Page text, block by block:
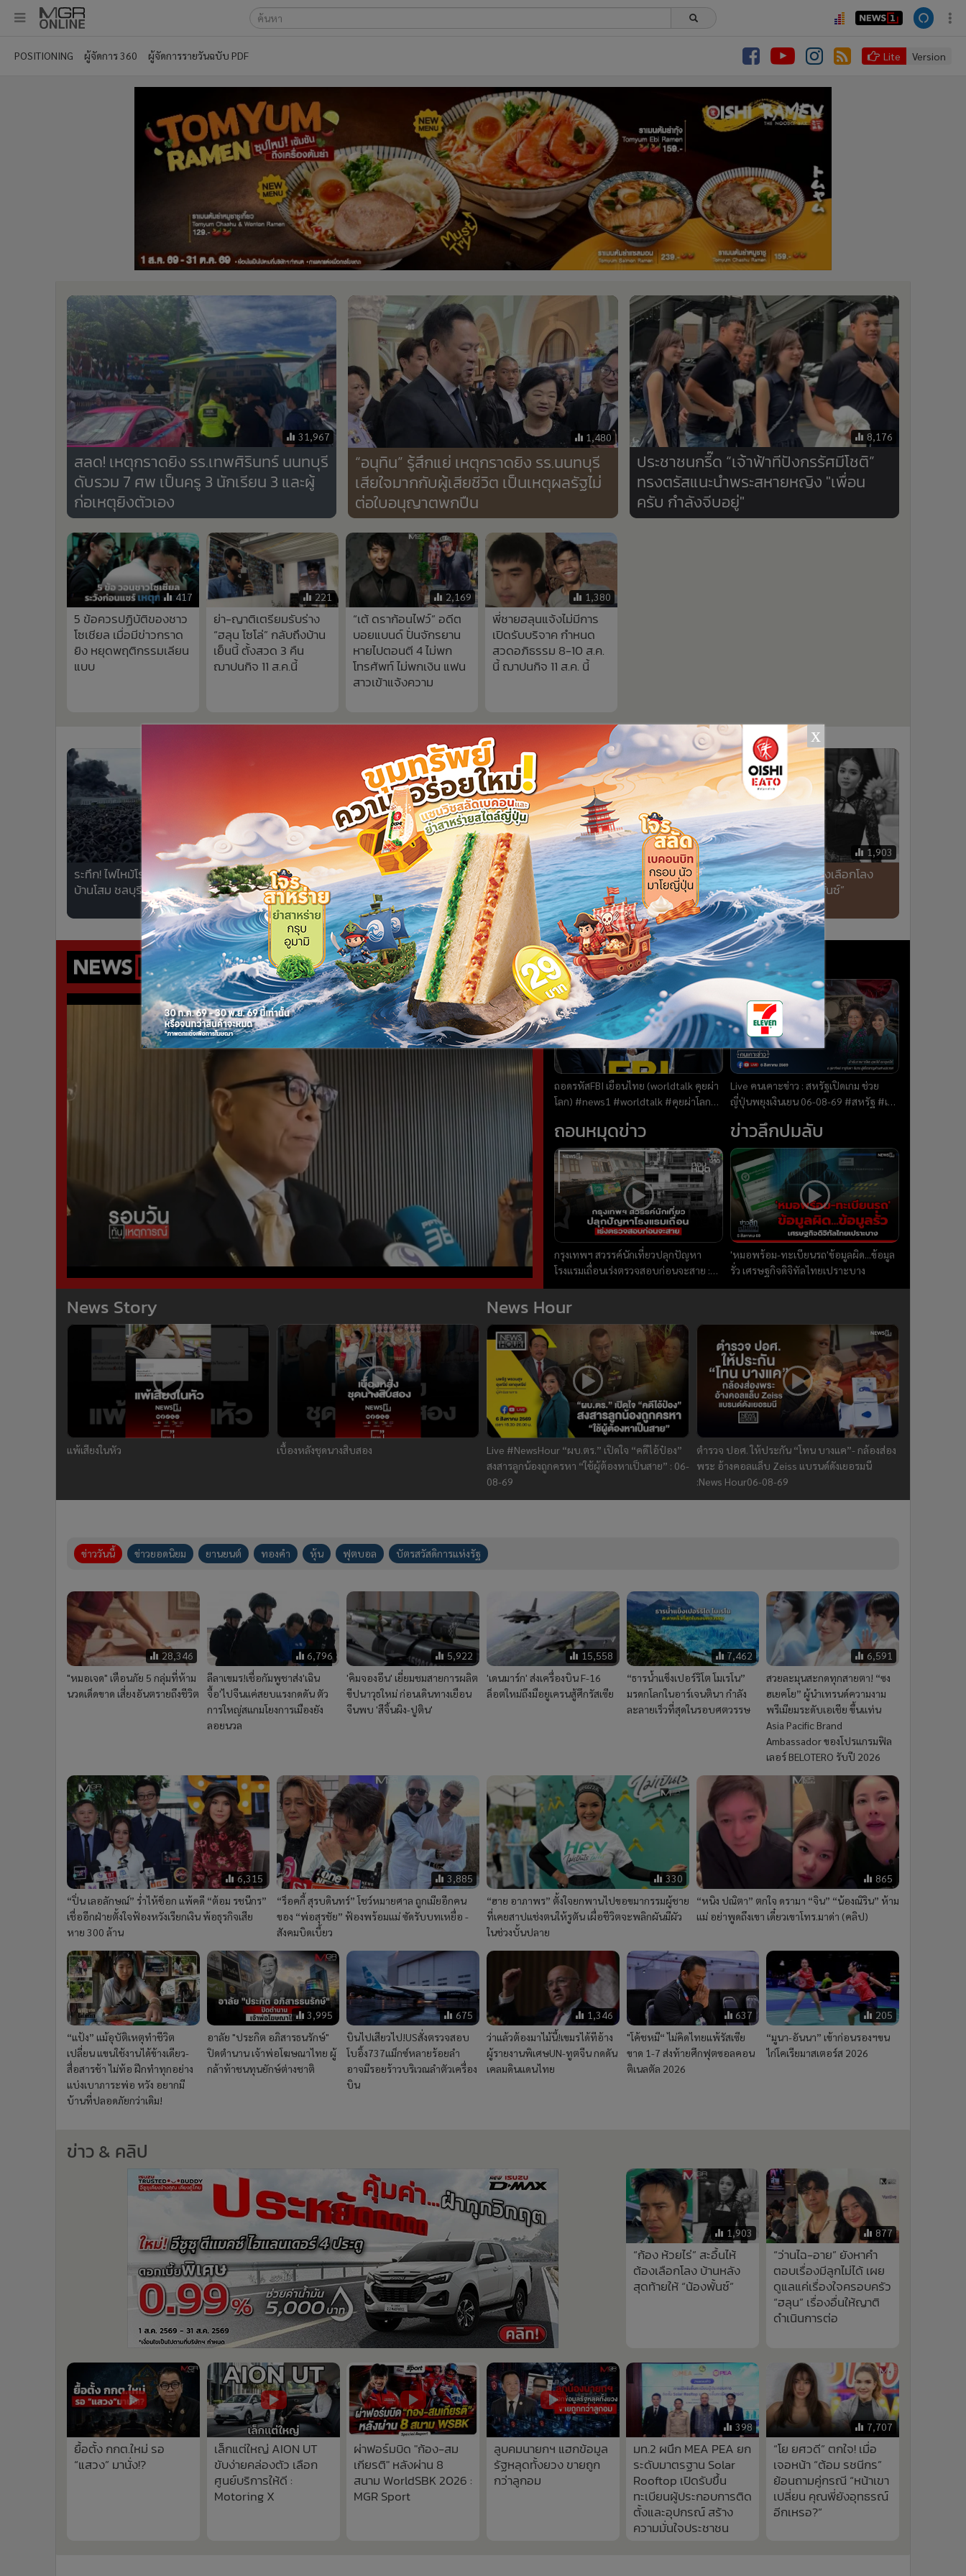
Google
MGR Online
ค้นหาขั้นสูง
หน้าหลัก
Green Innovation & SD
Management & HR
Infographic
ต่างประเทศ
Special Scoop
เศรษฐกิจ-ธุรกิจ
ชุมชน-คุณภาพชีวิต
อาชญากรรม
Gotomanager
POSITIONING ผู้จัดการ 360 ผู้จัดการรายวันฉบับ PDF Lite Version
31,967
สลด! เหตุกราดยิง รร.เทพศิรินทร์ นนทบุรี
ดับรวม 7 ศพ เป็นครู 3 นักเรียน 3 และผู้
ก่อเหตุยิงตัวเอง
1,480
“อนุทิน” รู้สึกแย่ เหตุกราดยิง รร.นนทบุรี
เสียใจมากกับผู้เสียชีวิต เป็นเหตุผลรัฐไม่
ต่อใบอนุญาตพกปืน
8,176
ประชาชนกรี๊ด “เจ้าฟ้าทีปังกรรัศมีโชติ”
ทรงตรัสแนะนำพระสหายหญิง "เพื่อน
ครับ กำลังจีบอยู่"
417
5 ข้อควรปฏิบัติของชาว
โซเชียล เมื่อมีข่าวกราด
ยิง หยุดพฤติกรรมเลียน
แบบ
221
ย่า-ญาติเตรียมรับร่าง
“ฮลุน โซโล่” กลับถึงบ้าน
เย็นนี้ ตั้งสวด 3 คืน
ฌาปนกิจ 11 ส.ค.นี้
2,169
“เต้ ดราก้อนไฟว์” อดีต
บอยแบนด์ ปั่นจักรยาน
หายไปตอนตี 4 ไม่พก
โทรศัพท์ ไม่พกเงิน แฟน
สาวเข้าแจ้งความ
1,380
พี่ชายฮลุนแจ้งไม่มีการ
เปิดรับบริจาค กำหนด
สวดอภิธรรม 8-10 ส.ค.
นี้ ฌาปนกิจ 11 ส.ค. นี้
739
ระทึก! ไฟไหม้โรงงานยางใกล้โรงเรียน
บ้านโสม ชลบุรี เร่งระดมกำลังดับเพลิง
1,825
รบ.ไทยว่าไง!ผู้รายงานพิเศษUNแฉส่ง
ร่างแถลงให้ไทยล่วงหน้า งงนิ่งเฉยเพิ่ง
โวยวายบิดข้อเท็จจริงชายแดนกัมพูชา
7,707
“โย ยศวดี” ตกใจ! เมื่อเจอหน้า “ต้อม
รชนีกร” ย้อนถามคู่กรณี “หน้าเขา
เปลี่ยน คุณพี่ยังอุทธรณ์อีกเหรอ?“
1,903
“ก้อง ห้วยไร่” สะอื้นไห้ ต้องเลือกโลง
บ้านหลังสุดท้ายให้ “น้องพั้นซ์”
World Talk
ถอดรหัสFBI เยือนไทย (worldtalk คุยผ่า
โลก) #news1 #worldtalk #คุยผ่าโลก
คนเคาะข่าว
Live คนเคาะข่าว : สหรัฐเปิดเกม ช่วย
ญี่ปุ่นพยุงเงินเยน 06-08-69 #สหรัฐ #เงิน
ถอนหมุดข่าว
กรุงเทพฯ สวรรค์นักเที่ยวปลุกปัญหา
โรงแรมเถื่อนเร่งตรวจสอบก่อนจะสาย :
ถอนหมุดข่าว 04/08/69
ข่าวลึกปมลับ
'หมอพร้อม-ทะเบียนรถ'ข้อมูลผิด...ข้อมูล
รั่ว เศรษฐกิจดิจิทัลไทยเปราะบาง
News Story
แพ้เสียงในหัว เบื้องหลังชุดนางสิบสอง
News Hour
Live #NewsHour “ผบ.ตร.” เปิดใจ “คดีไอ้ป๋อง”
สงสารลูกน้องถูกครหา “ใช้ผู้ต้องหาเป็นสาย” : 06-
08-69
ตำรวจ ปอศ. ให้ประกัน “โทน บางแค”- กล้องส่อง
พระ อ้างคอลแล็บ Zeiss แบรนด์ดังเยอรมนี
:News Hour06-08-69
ข่าววันนี้ ข่าวยอดนิยม ยานยนต์ ทองคำ หุ้น ฟุตบอล บัตรสวัสดิการแห่งรัฐ
28,346
"หมอเจด" เตือนภัย 5 กลุ่มที่ห้าม
นวดเด็ดขาด เสี่ยงอันตรายถึงชีวิต
6,796
ลีลาเขมร!เชื่อกัมพูชาส่ง'เฉิน
จื้อ'ไปจีนแค่สยบแรงกดดัน ตัว
การใหญ่สแกมโยงการเมืองยัง
ลอยนวล
5,922
'คิมจองอึน' เยี่ยมชมสายการผลิต
ขีปนาวุธใหม่ ก่อนเดินทางเยือน
จีนพบ 'สีจิ้นผิง-ปูติน'
15,558
'เดนมาร์ก' ส่งเครื่องบิน F-16
ล็อตใหม่ถึงมือยูเครนสู้ศึกรัสเซีย
7,462
“ธารน้ำแข็งเปอร์ริโต โมเรโน”
มรดกโลกในอาร์เจนตินา กำลัง
ละลายเร็วที่สุดในรอบศตวรรษ
6,591
สวยละมุนสะกดทุกสายตา! “ซง
ฮเยคโย” ผู้นำเทรนด์ความงาม
พรีเมียมระดับเอเชีย ขึ้นแท่น
Asia Pacific Brand
Ambassador ของโปรแกรมฟิล
เลอร์ BELOTERO รับปี 2026
6,315
“ปิ่น เลอลักษณ์” ร่ำไห้ช็อก แพ้คดี “ต้อม รชนีกร”
เชื่ออีกฝ่ายตั้งใจฟ้องหวังเรียกเงิน พ้อธุรกิจเสีย
หาย 300 ล้าน
3,885
“ร็อคกี้ สุรบดินทร์” โชว์หมายศาล ถูกเมียอีกคน
ของ “พ่อสุรชัย” ฟ้องพร้อมแม่ ซัดรับบทเหยื่อ -
สังคมบิดเบี้ยว
330
“ฮาย อาภาพร” ตั้งใจยกพานไปขอขมากรรมผู้ชาย
ที่เคยสาปแช่งตนให้รูตัน เผื่อชีวิตจะพลิกผันมีผัว
ในช่วงบั้นปลาย
865
“หนิง ปณิตา” ตกใจ ดรามา “จิน” “น้องณิริน” ห้าม
แม่ อย่าพูดถึงเขา เดี๋ยวเขาโทร.มาด่า (คลิป)
“แป้ง” แม้อุบัติเหตุทำชีวิต
เปลี่ยน แขนใช้งานได้ข้างเดียว-
สื่อสารช้า ไม่ท้อ ฝึกทำทุกอย่าง
แบ่งเบาภาระพ่อ หวัง อยากมี
บ้านที่ปลอดภัยกว่าเดิม!
3,995
อาลัย "ประกิต อภิสารธนรักษ์"
ปิดตำนาน เจ้าพ่อโฆษณาไทย ผู้
กล้าท้าชนทุนยักษ์ต่างชาติ
675
บินไปเสียวไป!USสั่งตรวจสอบ
โบอิ้ง737แม็กซ์หลายร้อยลำ
อาจมีรอยร้าวบริเวณลำตัวเครื่อง
บิน
1,346
ว่าแล้วต้องมาไม้นี้!เขมรได้ทีอ้าง
ผู้รายงานพิเศษUN-ทูตจีน กดดัน
เคลมดินแดนไทย
637
"โค้ชหมี“ ไม่คิดไทยแพ้รัสเซีย
ขาด 1-7 ส่งท้ายศึกฟุตซอลคอน
ติเนลตัล 2026
205
“มูนา-อันนา” เข้าก่อนรองฯขน
ไก่โคเรียมาสเตอร์ส 2026
ข่าว & คลิป
1,903
“ก้อง ห้วยไร่” สะอื้นไห้
ต้องเลือกโลง บ้านหลัง
สุดท้ายให้ “น้องพั้นซ์”
877
“ว่านไฉ-อาย” ยังหาคำ
ตอบเรื่องมีลูกไม่ได้ เผย
ดูแลแค่เรื่องใจครอบครัว
“ฮลุน” เรื่องอื่นให้ญาติ
ดำเนินการต่อ
ยื้อตั้ง กกต.ใหม่ รอ
“แสวง” มานั่ง!?
เล็กแต่ใหญ่ AION UT
ขับง่ายคล่องตัว เลือก
ศูนย์บริการให้ดี :
Motoring X
ผ่าฟอร์มบิด "ก้อง-สม
เกียรติ" หลังผ่าน 8
สนาม WorldSBK 2026 :
MGR Sport
ลูบคมนายกฯ แฮกข้อมูล
รัฐหลุดทั้งยวง ขายถูก
กว่าลูกอม
398
มท.2 ผนึก MEA PEA ยก
ระดับมาตรฐาน Solar
Rooftop เปิดรับขึ้น
ทะเบียนผู้ประกอบการติด
ตั้งและอุปกรณ์ สร้าง
ความมั่นใจประชาชน
7,707
“โย ยศวดี” ตกใจ! เมื่อ
เจอหน้า “ต้อม รชนีกร”
ย้อนถามคู่กรณี “หน้าเขา
เปลี่ยน คุณพี่ยังอุทธรณ์
อีกเหรอ?“
x